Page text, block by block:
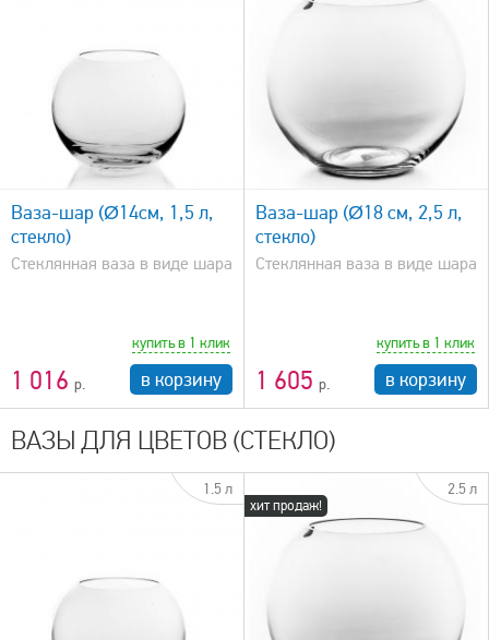
Ваза-шар (Ø14см, 1,5 л,
стекло)
Стеклянная ваза в виде шара
1 016
купить в 1 клик
в корзину
быстрый просмотр
Ваза-шар (Ø18 см, 2,5 л,
стекло)
Стеклянная ваза в виде шара
1 605
купить в 1 клик
в корзину
ВАЗЫ ДЛЯ ЦВЕТОВ (СТЕКЛО)
1.5 л
хит продаж!
2.5 л